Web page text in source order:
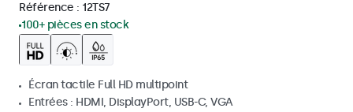
Référence : 12TS7
100+ pièces en stock
Écran tactile Full HD multipoint
Entrées : HDMI, DisplayPort, USB-C, VGA